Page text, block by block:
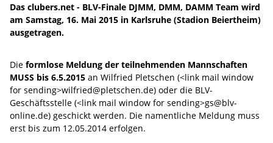
Das clubers.net - BLV-Finale DJMM, DMM, DAMM Team wird
am Samstag, 16. Mai 2015 in Karlsruhe (Stadion Beiertheim)
ausgetragen.
Die formlose Meldung der teilnehmenden Mannschaften
MUSS bis 6.5.2015 an Wilfried Pletschen (<link mail window
for sending>wilfried@pletschen.de) oder die BLV-
Geschäftsstelle (<link mail window for sending>gs@blv-
online.de) geschickt werden. Die namentliche Meldung muss
erst bis zum 12.05.2014 erfolgen.